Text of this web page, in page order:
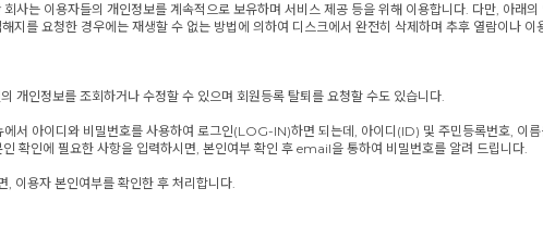
사는 이용자들의 개인정보를 계속적으로 보유하며 서비스 제공 등을 위해 이용합니다. 다만, 아래
지를 요청한 경우에는 재생할 수 없는 방법에 의하여 디스크에서 완전히 삭제하며 추후 열람이나 이
개인정보를 조회하거나 수정할 수 있으며 회원등록 탈퇴를 요청할 수도 있습니다.
서 아이디와 비밀번호를 사용하여 로그인(LOG-IN)하면 되는데, 아이디(ID) 및 주민등록번호, 이
확인에 필요한 사항을 입력하시면, 본인여부 확인 후 email을 통하여 비밀번호를 알려 드립니다.
이용자 본인여부를 확인한 후 처리합니다.